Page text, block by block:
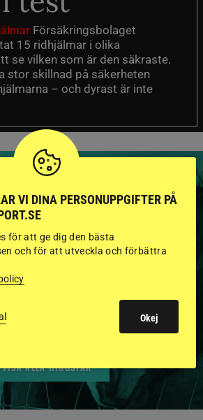
Försäkringsbolaget
15 ridhjälmar i olika
se vilken som är den säkraste.
stor skillnad på säkerheten
– och dyrast är inte
HINGSTAR I
MED
OCH FAKTA
VISA ALLA HINGSTAR
VI DINA PERSONUPPGIFTER PÅ
för att ge dig den bästa
och för att utveckla och förbättra
Okej